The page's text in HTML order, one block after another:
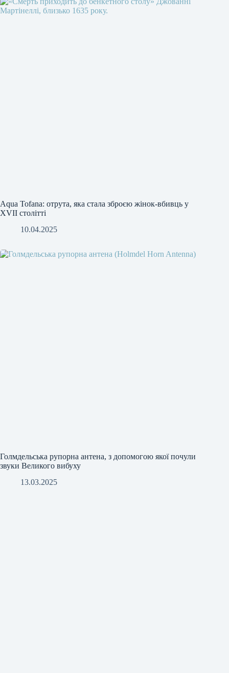
Аqua Tofana: отрута, яка стала зброєю жінок-вбивць у
XVII столітті
10.04.2025
Голмдельська рупорна антена, з допомогою якої почули
звуки Великого вибуху
13.03.2025